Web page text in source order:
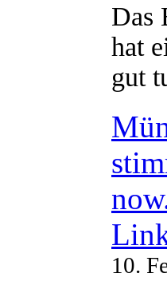
Das
hat
gut
10.